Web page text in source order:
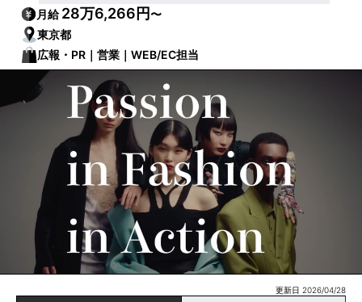
月給28万6,266円〜
東京都
広報・PR｜営業｜WEB/EC担当
更新日 2026/04/28